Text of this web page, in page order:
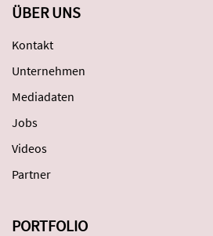
ÜBER UNS
Kontakt
Unternehmen
Mediadaten
Jobs
Videos
Partner
PORTFOLIO